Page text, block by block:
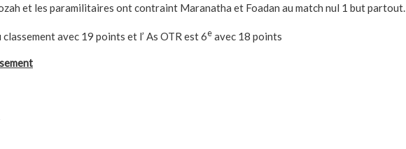
et les paramilitaires ont contraint Maranatha et Foadan au match nul 1 but partout.
classement avec 19 points et l’ As OTR est 6e avec 18 points